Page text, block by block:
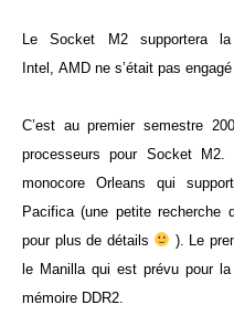
Le Socket M2 supportera
Intel, AMD ne s’était pas
C’est au premier semestre
processeurs pour Socket
monocore Orleans qui
Pacifica (une petite
pour plus de détails
). Le
le Manilla qui est prévu pour
mémoire DDR2.